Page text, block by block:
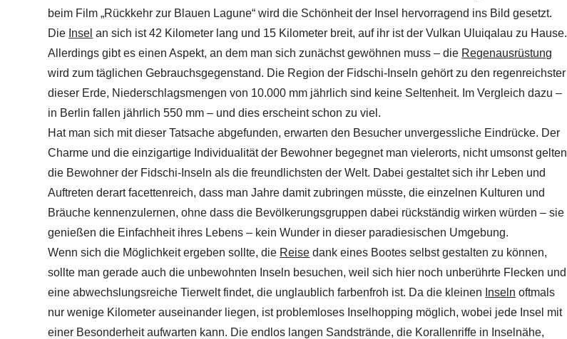
beim Film „Rückkehr zur Blauen Lagune“ wird die Schönheit der Insel hervorragend ins Bild gesetzt.
Die Insel an sich ist 42 Kilometer lang und 15 Kilometer breit, auf ihr ist der Vulkan Uluiqalau zu Hause.
Allerdings gibt es einen Aspekt, an dem man sich zunächst gewöhnen muss – die Regenausrüstung
wird zum täglichen Gebrauchsgegenstand. Die Region der Fidschi-Inseln gehört zu den regenreichster
dieser Erde, Niederschlagsmengen von 10.000 mm jährlich sind keine Seltenheit. Im Vergleich dazu –
in Berlin fallen jährlich 550 mm – und dies erscheint schon zu viel.
Hat man sich mit dieser Tatsache abgefunden, erwarten den Besucher unvergessliche Eindrücke. Der
Charme und die einzigartige Individualität der Bewohner begegnet man vielerorts, nicht umsonst gelten
die Bewohner der Fidschi-Inseln als die freundlichsten der Welt. Dabei gestaltet sich ihr Leben und
Auftreten derart facettenreich, dass man Jahre damit zubringen müsste, die einzelnen Kulturen und
Bräuche kennenzulernen, ohne dass die Bevölkerungsgruppen dabei rückständig wirken würden – sie
genießen die Einfachheit ihres Lebens – kein Wunder in dieser paradiesischen Umgebung.
Wenn sich die Möglichkeit ergeben sollte, die Reise dank eines Bootes selbst gestalten zu können,
sollte man gerade auch die unbewohnten Inseln besuchen, weil sich hier noch unberührte Flecken und
eine abwechslungsreiche Tierwelt findet, die unglaublich farbenfroh ist. Da die kleinen Inseln oftmals
nur wenige Kilometer auseinander liegen, ist problemloses Inselhopping möglich, wobei jede Insel mit
einer Besonderheit aufwarten kann. Die endlos langen Sandstrände, die Korallenriffe in Inselnähe,